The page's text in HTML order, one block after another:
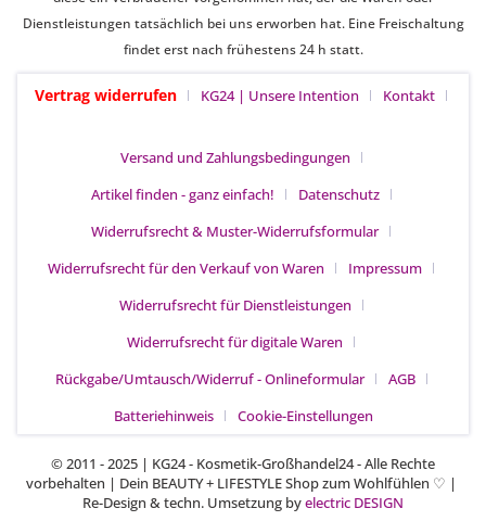
Dienstleistungen tatsächlich bei uns erworben hat. Eine Freischaltung
findet erst nach frühestens 24 h statt.
Vertrag widerrufen KG24 | Unsere Intention Kontakt
Versand und Zahlungsbedingungen
Artikel finden - ganz einfach!
Datenschutz
Widerrufsrecht & Muster-Widerrufsformular
Widerrufsrecht für den Verkauf von Waren
Impressum
Widerrufsrecht für Dienstleistungen
Widerrufsrecht für digitale Waren
Rückgabe/Umtausch/Widerruf - Onlineformular
AGB
Batteriehinweis
Cookie-Einstellungen
© 2011 - 2025 | KG24 - Kosmetik-Großhandel24 - Alle Rechte
vorbehalten | Dein BEAUTY + LIFESTYLE Shop zum Wohlfühlen ♡ |
Re-Design & techn. Umsetzung byelectric DESIGN